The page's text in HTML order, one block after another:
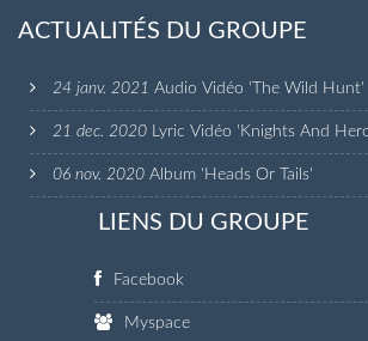
ACTUALITÉS DU GROUPE
24 janv. 2021 Audio Vidéo 'The Wild Hunt'
21 dec. 2020 Lyric Vidéo 'Knights And
06 nov. 2020 Album 'Heads Or Tails'
LIENS DU GROUPE
Facebook
Myspace